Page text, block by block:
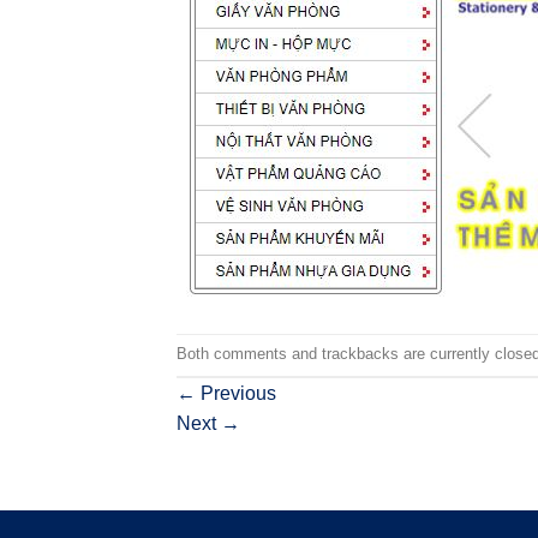
Both comments and trackbacks are currently
← Previous
Next →